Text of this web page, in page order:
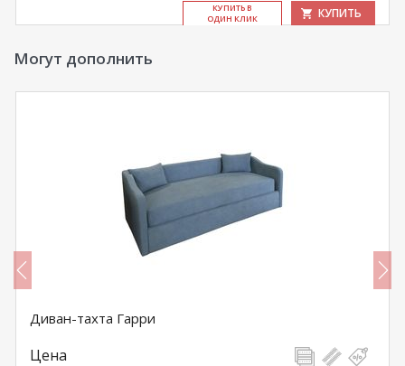
КУ­ПИТЬ В
ОДИН КЛИК
КУПИТЬ
Могут дополнить
Диван-тахта Гарри
Цена